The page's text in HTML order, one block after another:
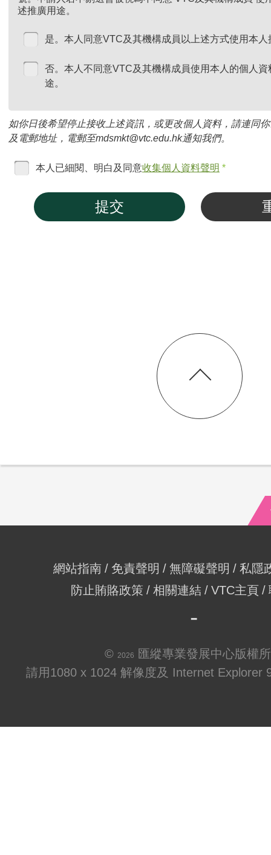
述推廣用途。
是。本人同意VTC及其機構成員以上述方式使用本
否。本人不同意VTC及其機構成員使用本人的個人
途。
如你日後希望停止接收上述資訊，或更改個人資料，請連同
及電郵地址，電郵至mdsmkt@vtc.edu.hk通知我們。
本人已細閱、明白及同意收集個人資料聲明 *
提交
網站指南 免責聲明 無障礙聲明
私隱
防止賄賂政策
相關連結 VTC主頁
© 2026
匯縱專業發展中心版權
請用1080 x 1024 解像度及 Internet Explorer